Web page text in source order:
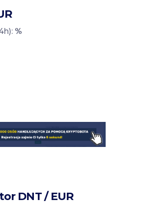
%
DNT / EUR